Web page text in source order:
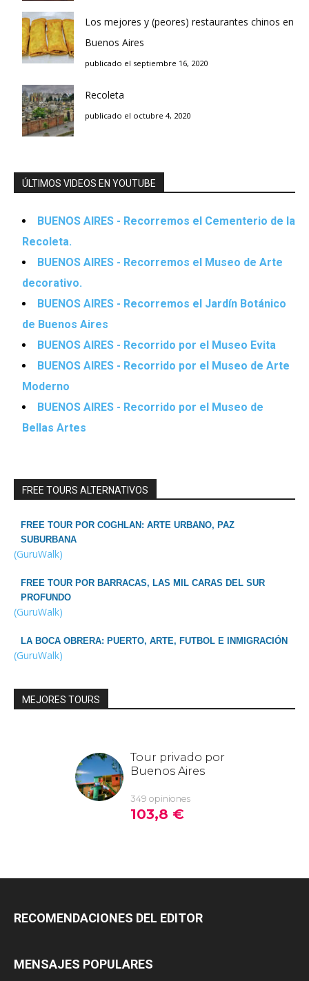
Los mejores y (peores) restaurantes chinos en
Buenos Aires
publicado el septiembre 16, 2020
Recoleta
publicado el octubre 4, 2020
ÚLTIMOS VIDEOS EN YOUTUBE
BUENOS AIRES - Recorremos el Cementerio de la
Recoleta.
BUENOS AIRES - Recorremos el Museo de Arte
decorativo.
BUENOS AIRES - Recorremos el Jardín Botánico
de Buenos Aires
BUENOS AIRES - Recorrido por el Museo Evita
BUENOS AIRES - Recorrido por el Museo de Arte
Moderno
BUENOS AIRES - Recorrido por el Museo de
Bellas Artes
FREE TOURS ALTERNATIVOS
FREE TOUR POR COGHLAN: ARTE URBANO, PAZ
SUBURBANA
(GuruWalk)
FREE TOUR POR BARRACAS, LAS MIL CARAS DEL SUR
PROFUNDO
(GuruWalk)
LA BOCA OBRERA: PUERTO, ARTE, FUTBOL E INMIGRACIÓN
(GuruWalk)
MEJORES TOURS
RECOMENDACIONES DEL EDITOR
MENSAJES POPULARES